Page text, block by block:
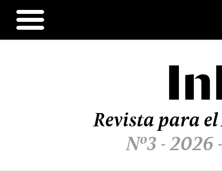
Revista para
Nº3 - 2026